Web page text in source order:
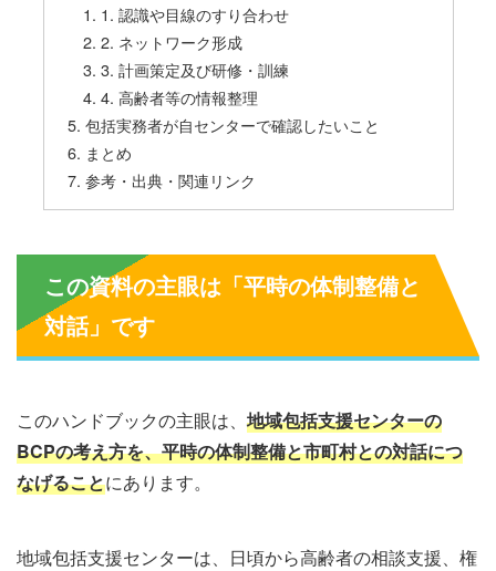
1. 認識や目線のすり合わせ
2. ネットワーク形成
3. 計画策定及び研修・訓練
4. 高齢者等の情報整理
包括実務者が自センターで確認したいこと
まとめ
参考・出典・関連リンク
この資料の主眼は「平時の体制整備と
対話」です
このハンドブックの主眼は、 地域包括支援センターの
BCPの考え方を、平時の体制整備と市町村との対話につ
なげることにあります。
地域包括支援センターは、日頃から高齢者の相談支援、権